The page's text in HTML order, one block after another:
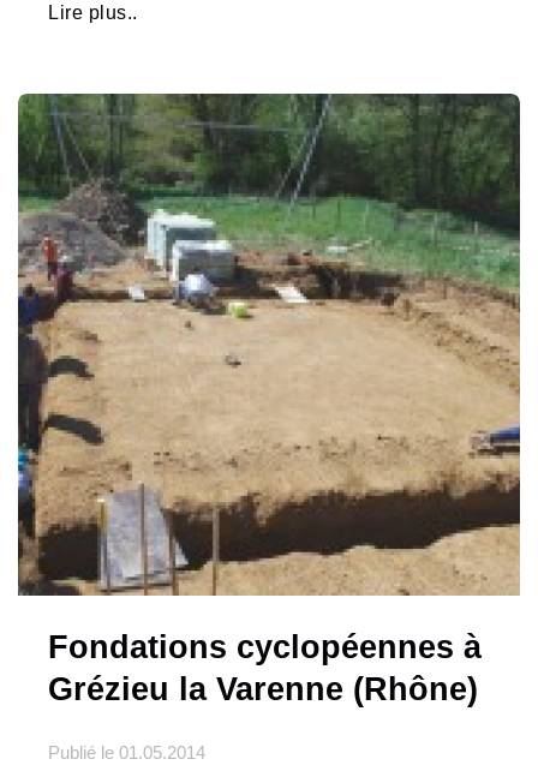
Lire plus..
Fondations cyclopéennes à
Grézieu la Varenne (Rhône)
Publié le 01.05.2014